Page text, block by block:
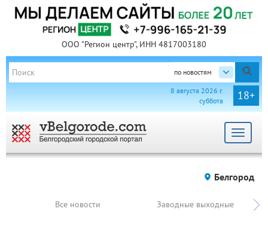
ООО "Регион центр", ИНН 4817003180
по новостям
18+
8 августа 2026 г.
суббота
Toggle
Белгород
Все новости Заводные выходные